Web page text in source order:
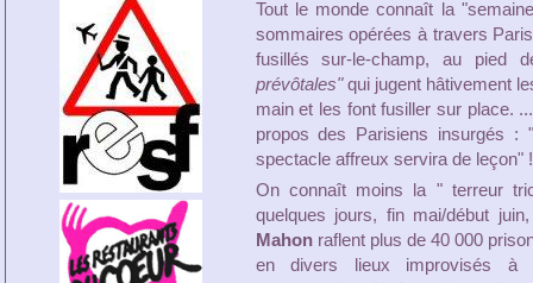
Tout le monde connaît la
sommaires opérées à travers
fusillés sur-le-champ, au pied
prévôtales"qui jugent hâtivement
main et les font fusiller sur place.
propos des Parisiens insurgés
spectacle affreux servira de leçon" !
On connaît moins la " terreur
quelques jours, fin mai/début
Mahonraflent plus de 40 000
en divers lieux improvisés à